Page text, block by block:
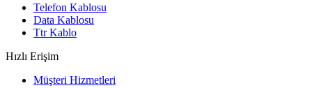
Telefon Kablosu
Data Kablosu
Ttr Kablo
Hızlı Erişim
Müşteri Hizmetleri